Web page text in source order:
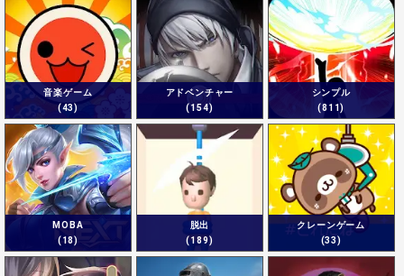
音楽ゲーム
(43)
アドベンチャー
(154)
シンプル
(811)
MOBA
(18)
脱出
(189)
クレーンゲーム
(33)